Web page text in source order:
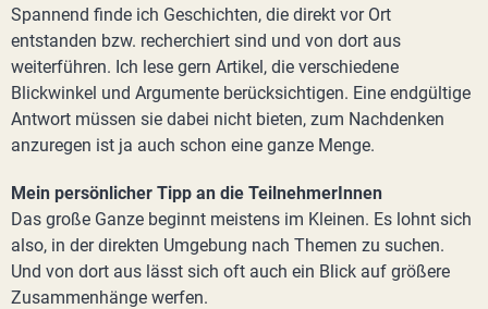
Spannend finde ich Geschichten, die direkt vor Ort
entstanden bzw. recherchiert sind und von dort aus
weiterführen. Ich lese gern Artikel, die verschiedene
Blickwinkel und Argumente berücksichtigen. Eine endgültige
Antwort müssen sie dabei nicht bieten, zum Nachdenken
anzuregen ist ja auch schon eine ganze Menge.
Mein persönlicher Tipp an die TeilnehmerInnen
Das große Ganze beginnt meistens im Kleinen. Es lohnt sich
also, in der direkten Umgebung nach Themen zu suchen.
Und von dort aus lässt sich oft auch ein Blick auf größere
Zusammenhänge werfen.